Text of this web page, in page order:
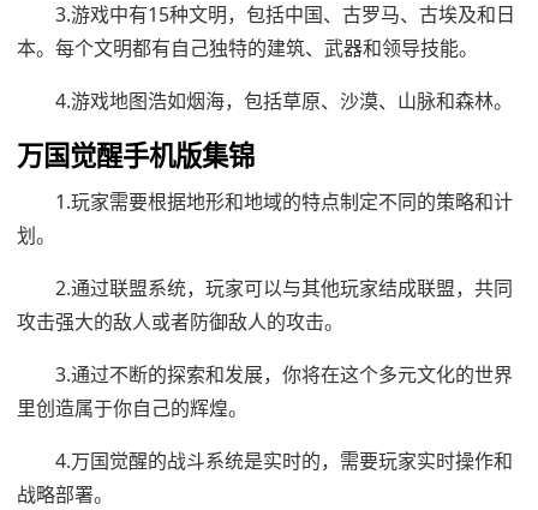
3.游戏中有15种文明，包括中国、古罗马、古埃及和日
本。每个文明都有自己独特的建筑、武器和领导技能。
4.游戏地图浩如烟海，包括草原、沙漠、山脉和森林。
万国觉醒手机版集锦
1.玩家需要根据地形和地域的特点制定不同的策略和计
划。
2.通过联盟系统，玩家可以与其他玩家结成联盟，共同
攻击强大的敌人或者防御敌人的攻击。
3.通过不断的探索和发展，你将在这个多元文化的世界
里创造属于你自己的辉煌。
4.万国觉醒的战斗系统是实时的，需要玩家实时操作和
战略部署。